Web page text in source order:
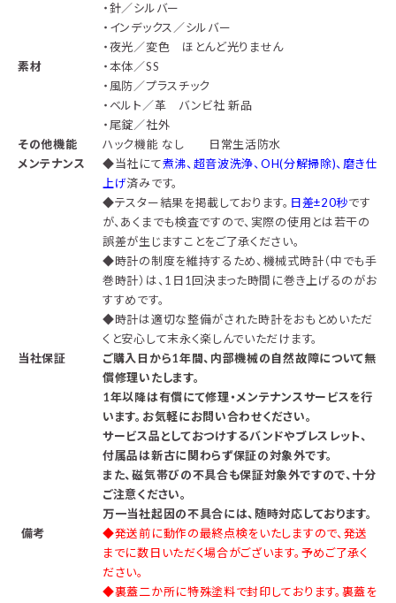
・針／シルバー
・インデックス／シルバー
・夜光／変色 ほとんど光りません
素材
・本体／SS
・風防／プラスチック
・ベルト／革 バンビ社 新品
・尾錠／社外
その他機能
ハック機能 なし 日常生活防水
メンテナンス
◆当社にて煮沸、超音波洗浄、OH(分解掃除)、磨き仕
上げ済みです。
◆テスター結果を掲載しております。 日差±20秒です
が、あくまでも検査ですので、実際の使用とは若干の
誤差が生じますことをご了承ください。
◆時計の制度を維持するため、機械式時計（中でも手
巻時計）は、1日1回決まった時間に巻き上げるのがお
すすめです。
◆時計は適切な整備がされた時計をおもとめいただ
くと安心して末永く楽しんでいただけます。
当社保証
ご購入日から1年間、内部機械の自然故障について無
償修理いたします。
1年以降は有償にて修理・メンテナンスサービスを行
います。お気軽にお問い合わせください。
サービス品としておつけするバンドやブレスレット、
付属品は新古に関わらず保証の対象外です。
また、磁気帯びの不具合も保証対象外ですので、十分
ご注意ください。
万一当社起因の不具合には、随時対応しております。
備考
◆発送前に動作の最終点検をいたしますので、発送
までに数日いただく場合がございます。予めご了承く
ださい。
◆裏蓋二か所に特殊塗料で封印しております。裏蓋を